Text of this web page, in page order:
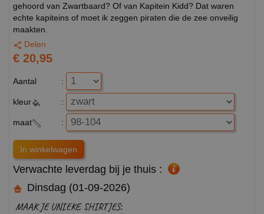
gehoord van Zwartbaard? Of van Kapitein Kidd? Dat waren
echte kapiteins of moet ik zeggen piraten die de zee onveilig
maakten.
Delen
€ 20,95
Aantal :
kleur :
maat :
Verwachte leverdag bij je thuis :
Dinsdag (01-09-2026)
MAAK JE UNIEKE SHIRTJES: